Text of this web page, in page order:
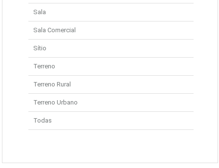
Sala
Sala Comercial
Sítio
Terreno
Terreno Rural
Terreno Urbano
Todas